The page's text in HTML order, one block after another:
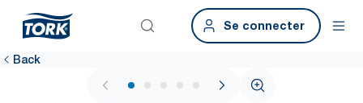
Se connecter
Back
1 / 6